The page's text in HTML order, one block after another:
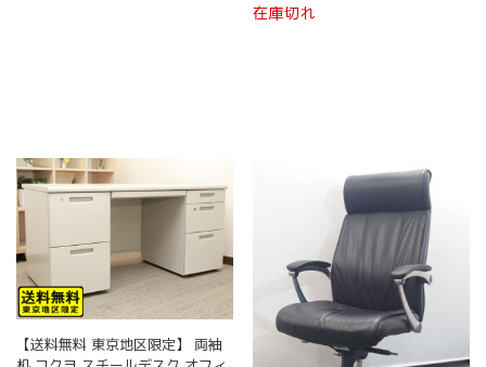
在庫切れ
【送料無料 東京地区限定】 両袖